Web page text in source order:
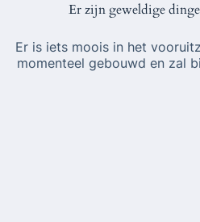
Er zijn geweldige
Er is iets moois in het
momenteel gebouwd en zal